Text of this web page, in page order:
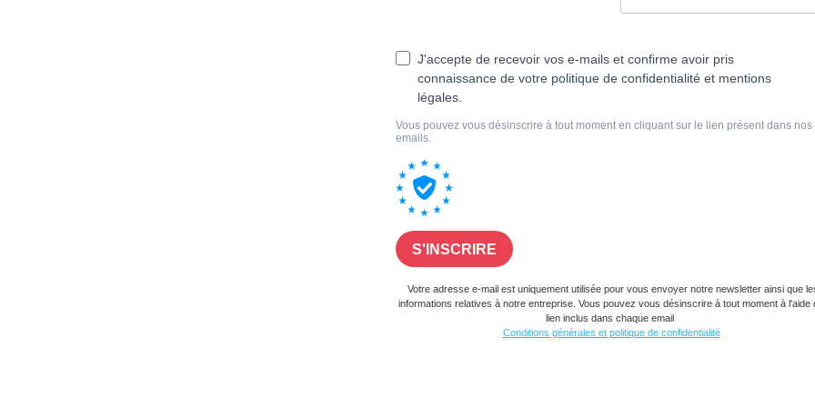
J'accepte de recevoir vos e-mails et confirme avoir pris
connaissance de votre politique de confidentialité et mentions
légales.
Vous pouvez vous désinscrire à tout moment en cliquant sur le lien présent dans nos
emails.
S'INSCRIRE
Votre adresse e-mail est uniquement utilisée pour vous envoyer notre newsletter ainsi que
informations relatives à notre entreprise. Vous pouvez vous désinscrire à tout moment à l'aide
lien inclus dans chaque email
Conditions générales et politique de confidentialité